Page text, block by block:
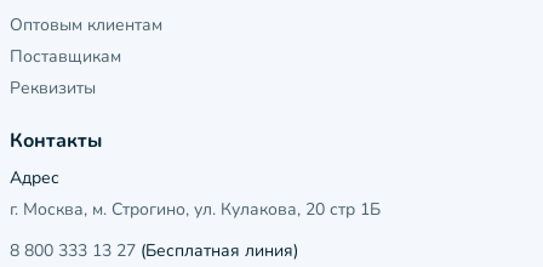
Оптовым клиентам
Поставщикам
Реквизиты
Контакты
Адрес
г. Москва, м. Строгино, ул. Кулакова, 20 стр 1Б
8 800 333 13 27 (Бесплатная линия)